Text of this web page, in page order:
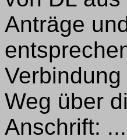
Anträge
Weg über
Anschrift: